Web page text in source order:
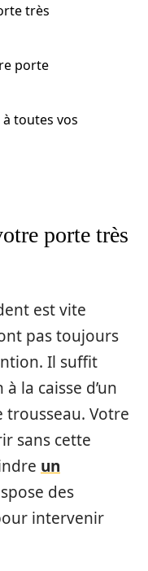
très
porte
toutes vos
porte très
est vite
pas toujours
Il suffit
la caisse d’un
Votre
sans cette
un
des
intervenir